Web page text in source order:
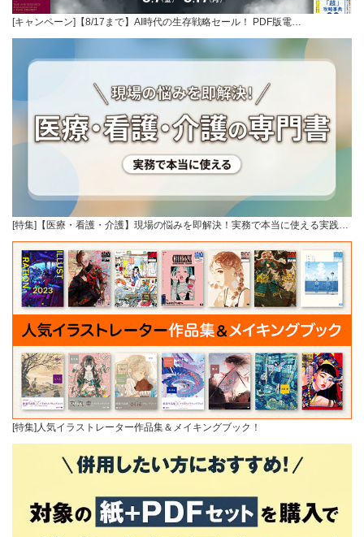
[キャンペーン]【8/17まで】AI時代の生存戦略セール！ PDF版電…
[特集]【医療・看護・介護】現場の悩みを即解決！実務で本当に使える実践…
[特集]人気イラストレーター作品集＆メイキングブック！